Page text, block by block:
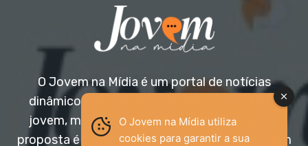
O Jovem na Mídia é um portal de notícias
dinâmico e acessível, voltado para o público
jovem, mas aberto a todas as idades. Nossa
proposta é trazer informação relevante com um
O Jovem na Mídia utiliza
cookies para garantir a sua